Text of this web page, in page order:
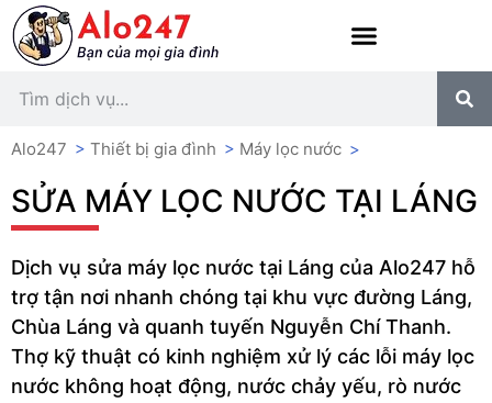
Alo247 > Thiết bị gia đình > Máy lọc nước >
SỬA MÁY LỌC NƯỚC TẠI LÁNG
Dịch vụ sửa máy lọc nước tại Láng của Alo247 hỗ
trợ tận nơi nhanh chóng tại khu vực đường Láng,
Chùa Láng và quanh tuyến Nguyễn Chí Thanh.
Thợ kỹ thuật có kinh nghiệm xử lý các lỗi máy lọc
nước không hoạt động, nước chảy yếu, rò nước